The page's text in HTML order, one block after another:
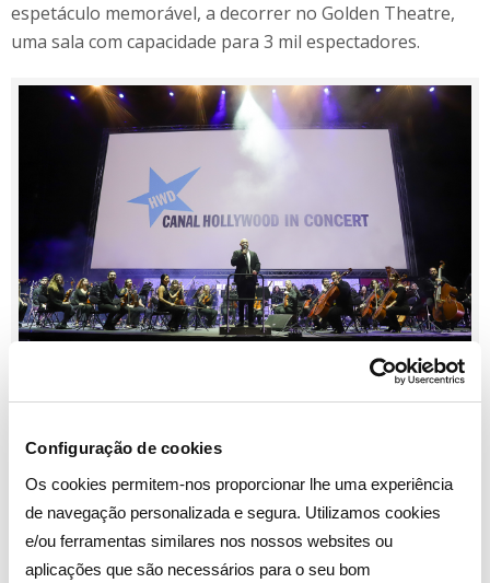
Configuração de cookies
Os cookies permitem-nos proporcionar lhe uma experiência
de navegação personalizada e segura. Utilizamos cookies
e/ou ferramentas similares nos nossos websites ou
aplicações que são necessários para o seu bom
espetáculo memorável, a decorrer no Golden Theatre,
uma sala com capacidade para 3 mil espectadores.
A 10.ª edição da Comic Con Portugal decorre de 21 a 24
de março de 2024, na Exponor, Matosinhos, e é o maior
evento de Cultura Pop em solo português, que aborda
uma grande variedade de temas, nomeadamente Cinema